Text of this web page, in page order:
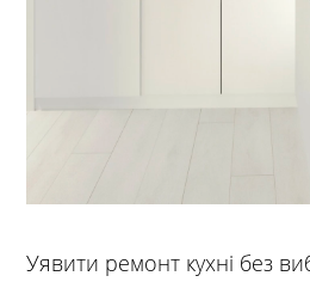
Уявити ремонт кухні без